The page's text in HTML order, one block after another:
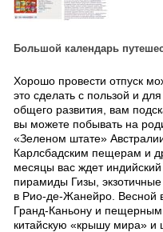
Большой календарь
Хорошо провести отпуск
это сделать с пользой и
общего развития, вам
вы можете побывать на
«Зеленом штате»
Карлсбадским пещерам и
месяцы вас ждет
пирамиды Гизы,
в Рио-де-Жанейро. Весной
Гранд-Каньону и
китайскую «крышу мира» и